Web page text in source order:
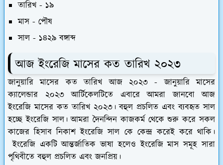
তারিখ - ১৯
মাস - পৌষ
সাল - ১৪২৯ বঙ্গাব্দ
আজ ইংরেজি মাসের কত তারিখ ২০২৩
জানুয়ারি মাসের কত তারিখ আজ ২০২৩ - জানুয়ারি মাসের
ক্যালেন্ডার ২০২৩ আর্টিকেলটিতে এবারে আমরা জানবো আজ
ইংরেজি মাসের কত তারিখ ২০২৩। বহুল প্রচলিত এবং ব্যবহৃত সাল
হচ্ছে ইংরেজি সাল। আমরা দৈনন্দিন কাজকর্ম থেকে শুরু করে সকল
কাজের হিসাব নিকাশ ইংরেজি সাল কে কেন্দ্র করেই করে থাকি।
ইংরেজি একটি আন্তর্জাতিক ভাষা হলেও ইংরেজি মাস সমূহ সারা
পৃথিবীতে বহুল প্রচলিত এবং জনপ্রিয়।